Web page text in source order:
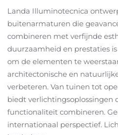
Landa Illuminotecnica
buitenarmaturen die
combineren met verfijnde
duurzaamheid en prestaties
om de elementen te
architectonische en
verbeteren. Van tuinen tot
biedt verlichtingsoplossingen
functionaliteit combineren.
internationaal perspectief.